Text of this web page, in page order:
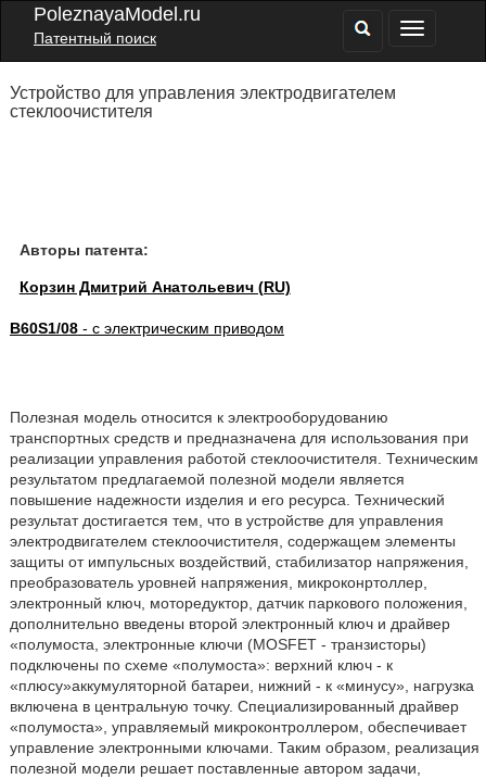
PoleznayaModel.ru
Патентный поиск
Устройство для управления электродвигателем
стеклоочистителя
Авторы патента:
Корзин Дмитрий Анатольевич (RU)
B60S1/08- с электрическим приводом
Полезная модель относится к электрооборудованию
транспортных средств и предназначена для использования при
реализации управления работой стеклоочистителя. Техническим
результатом предлагаемой полезной модели является
повышение надежности изделия и его ресурса. Технический
результат достигается тем, что в устройстве для управления
электродвигателем стеклоочистителя, содержащем элементы
защиты от импульсных воздействий, стабилизатор напряжения,
преобразователь уровней напряжения, микроконртоллер,
электронный ключ, моторедуктор, датчик паркового положения,
дополнительно введены второй электронный ключ и драйвер
«полумоста, электронные ключи (MOSFET - транзисторы)
подключены по схеме «полумоста»: верхний ключ - к
«плюсу»аккумуляторной батареи, нижний - к «минусу», нагрузка
включена в центральную точку. Специализированный драйвер
«полумоста», управляемый микроконтроллером, обеспечивает
управление электронными ключами. Таким образом, реализация
полезной модели решает поставленные автором задачи,